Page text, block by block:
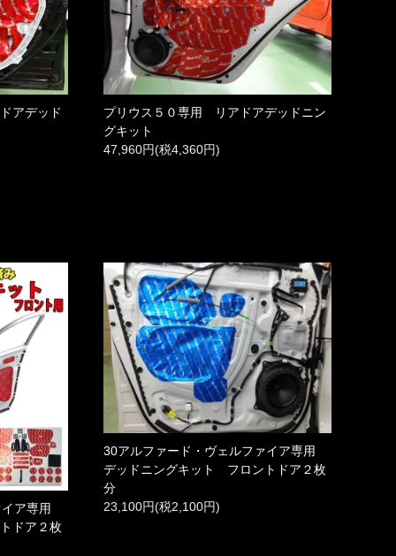
アデッド
プリウス５０専用 リアドアデッドニン
グキット
47,960円(税4,360円)
イア専用
ドア２枚
30アルファード・ヴェルファイア専用
デッドニングキット フロントドア２枚
分
23,100円(税2,100円)